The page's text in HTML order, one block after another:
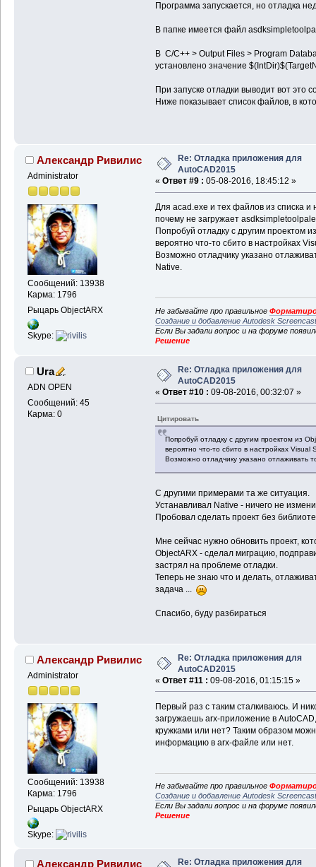
Программа запускается, но отладка
В папке имеется файл
В C/C++ > Output Files > Program
установлено значение
При запуске отладки выводит вот это
Ниже показывает список файлов, в
Александр Ривилис
Administrator
Сообщений: 13938
Карма: 1796
Рыцарь ObjectARX
Skype:
Re: Отладка приложения для
AutoCAD2015
« Ответ #9 : 05-08-2016, 18:45:12 »
Для acad.exe и тех файлов из списка
почему не загружает
Попробуй отладку с другим проектом
вероятно что-то сбито в настройках
Возможно отладчику указано
Native.
Не забывайте про правильное
Создание и добавление Autodesk
Если Вы задали вопрос и на форуме
Решение
Ura
ADN OPEN
Сообщений: 45
Карма: 0
Re: Отладка приложения для
AutoCAD2015
« Ответ #10 : 09-08-2016, 00:32:07 »
Цитировать
Попробуй отладку с другим проектом из
вероятно что-то сбито в настройках Visual
Возможно отладчику указано отлаживать
С другими примерами та же ситуация.
Устанавливал Native - ничего не
Пробовал сделать проект без
Мне сейчас нужно обновить проект,
ObjectARX - сделал миграцию,
застрял на проблеме отладки.
Теперь не знаю что и делать,
задача ...
Спасибо, буду разбираться
Александр Ривилис
Administrator
Сообщений: 13938
Карма: 1796
Рыцарь ObjectARX
Skype:
Re: Отладка приложения для
AutoCAD2015
« Ответ #11 : 09-08-2016, 01:15:15 »
Первый раз с таким сталкиваюсь. И
загружаешь arx-приложение в
кружками или нет? Таким образом
информацию в arx-файле или нет.
Не забывайте про правильное
Создание и добавление Autodesk
Если Вы задали вопрос и на форуме
Решение
Александр Ривилис Re: Отладка приложения для